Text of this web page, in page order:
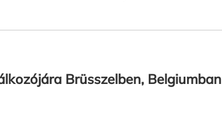
Brüsszelben, Belgiumban